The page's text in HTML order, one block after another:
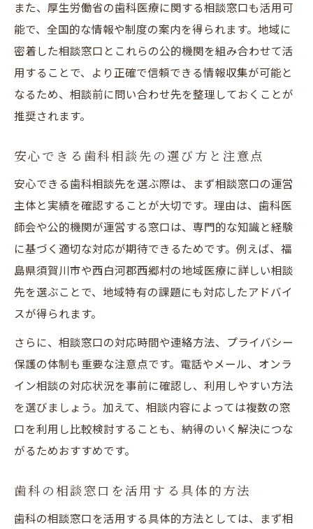
また、厚生労働省の歯科医療に関する相談窓口も活用可
能で、全国的な情報や制度の案内を得られます。地域に
密着した相談窓口とこれらの公的機関を組み合わせて活
用することで、より正確で信頼できる情報収集が可能と
なるため、相談前に問い合わせ先を整理しておくことが
推奨されます。
安心できる歯科相談先の選び方と注意点
安心できる歯科相談先を選ぶ際は、まず相談窓口の運営
主体と実績を確認することが大切です。理由は、歯科医
師会や公的機関が運営する窓口は、専門的な知識と経験
に基づく適切な対応が期待できるためです。例えば、福
島県須賀川市や西白河郡西郷村の地域医療に詳しい相談
先を選ぶことで、地域特有の課題にも対応したアドバイ
スが得られます。
さらに、相談窓口の対応時間や連絡方法、プライバシー
保護の体制も重要な注意点です。電話やメール、オンラ
イン相談の対応状況を事前に確認し、利用しやすい方法
を選びましょう。加えて、相談内容によっては複数の窓
口を利用し比較検討することも、納得のいく解決につな
がるためおすすめです。
歯科の相談窓口を活用する具体的方法
歯科の相談窓口を活用する具体的方法としては、まず相